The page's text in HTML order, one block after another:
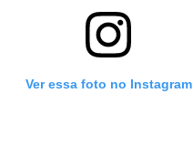
Ver essa foto no Instagram